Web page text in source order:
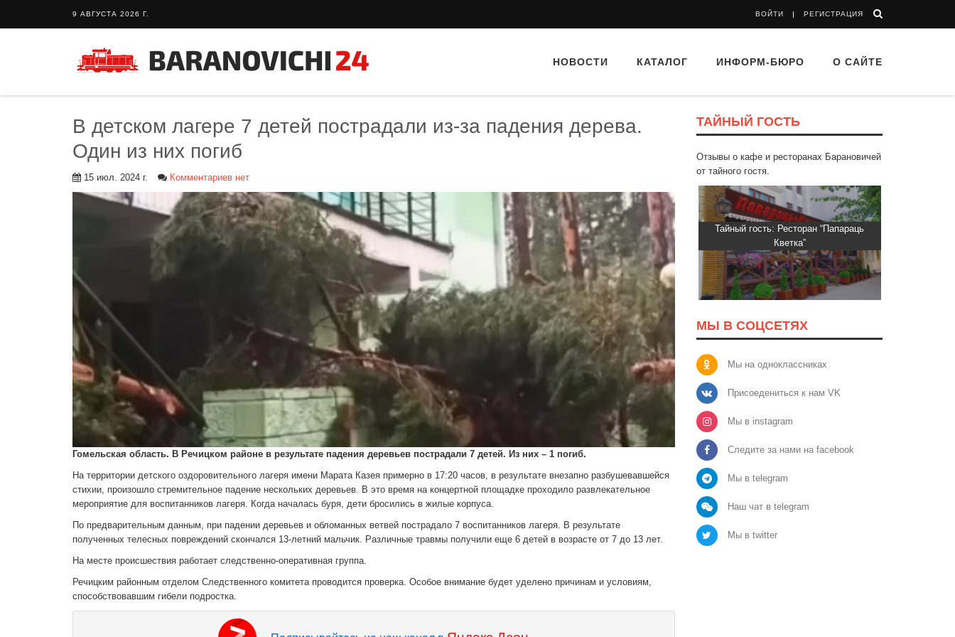
9 АВГУСТА 2026 Г. ВОЙТИ РЕГИСТРАЦИЯ
НОВОСТИ КАТАЛОГ ИНФОРМ-БЮРО О САЙТЕ
В детском лагере 7 детей пострадали из-за падения дерева.
Один из них погиб
15 июл. 2024 г. Комментариев нет
Гомельская область. В Речицком районе в результате падения деревьев пострадали 7 детей. Из них – 1 погиб.
На территории детского оздоровительного лагеря имени Марата Казея примерно в 17:20 часов, в результате внезапно разбушевавшейся
стихии, произошло стремительное падение нескольких деревьев. В это время на концертной площадке проходило развлекательное
мероприятие для воспитанников лагеря. Когда началась буря, дети бросились в жилые корпуса.
По предварительным данным, при падении деревьев и обломанных ветвей пострадало 7 воспитанников лагеря. В результате
полученных телесных повреждений скончался 13-летний мальчик. Различные травмы получили еще 6 детей в возрасте от 7 до 13 лет.
На месте происшествия работает следственно-оперативная группа.
Речицким районным отделом Следственного комитета проводится проверка. Особое внимание будет уделено причинам и условиям,
способствовавшим гибели подростка.
ТАЙНЫЙ ГОСТЬ
Отзывы о кафе и ресторанах Барановичей
от тайного гостя.
Тайный гость: Кафе "Grand Buffet"
Тайный гость: Ресторан “Папараць
Кветка”
МЫ В СОЦСЕТЯХ
Мы на одноклассниках
Присоедениться к нам VK
Мы в instagram
Следите за нами на facebook
Мы в telegram
Наш чат в telegram
Мы в twitter